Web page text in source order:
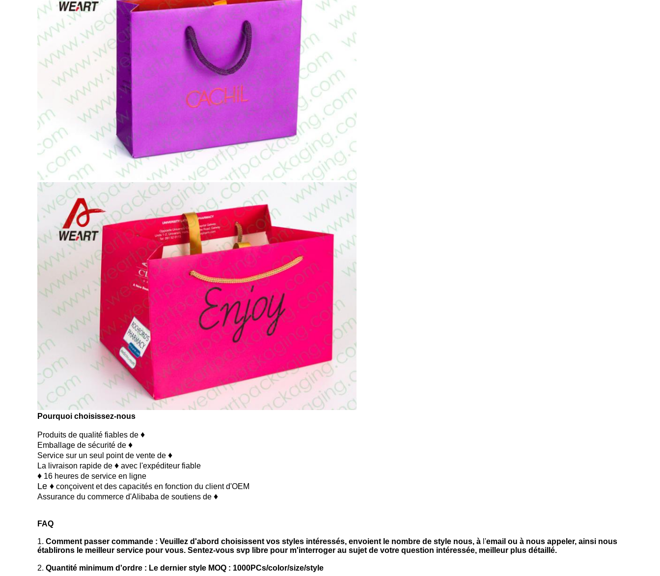
Pourquoi choisissez-nous
Produits de qualité fiables de ♦
Emballage de sécurité de ♦
Service sur un seul point de vente de ♦
La livraison rapide de ♦ avec l'expéditeur fiable
♦ 16 heures de service en ligne
Le ♦ conçoivent et des capacités en fonction du client d'OEM
Assurance du commerce d'Alibaba de soutiens de ♦
FAQ
1. Comment passer commande : Veuillez d'abord choisissent vos styles intéressés, envoient le nombre de style nous, à l'email ou à nous appeler, ainsi nous
établirons le meilleur service pour vous. Sentez-vous svp libre pour m'interroger au sujet de votre question intéressée, meilleur plus détaillé.
2. Quantité minimum d'ordre : Le dernier style MOQ : 1000PCs/color/size/style